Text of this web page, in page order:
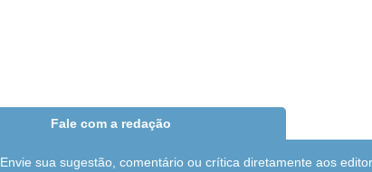
Fale com a redação
Envie sua sugestão, comentário ou crítica diretamente aos